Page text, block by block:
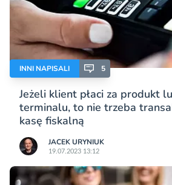
INNI NAPISALI 5
Jeżeli klient płaci za produkt
terminalu, to nie trzeba
kasę fiskalną
JACEK URYNIUK
19.07.2023 13:12